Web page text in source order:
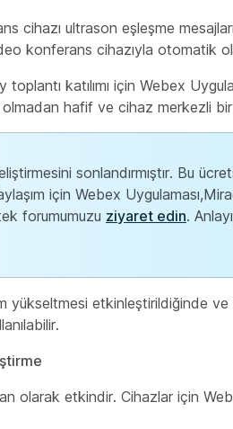
cihazı ultrason eşleşme
konferans cihazıyla otomatik
katılımı için Webex
olmadan hafif ve cihaz merkezli
sonlandırmıştır. Bu
için Webex
forumumuzu ziyaret edin.
yükseltmesi etkinleştirildiğinde
olarak etkindir. Cihazlar için